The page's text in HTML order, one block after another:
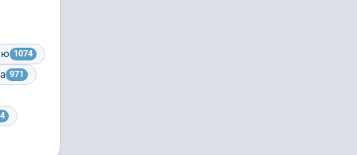
1074
971